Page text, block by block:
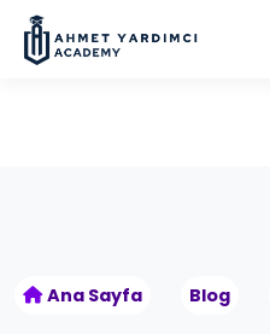
Ana Sayfa Blog